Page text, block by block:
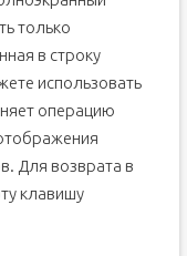
только
в строку
использовать
операцию
Для возврата в
клавишу